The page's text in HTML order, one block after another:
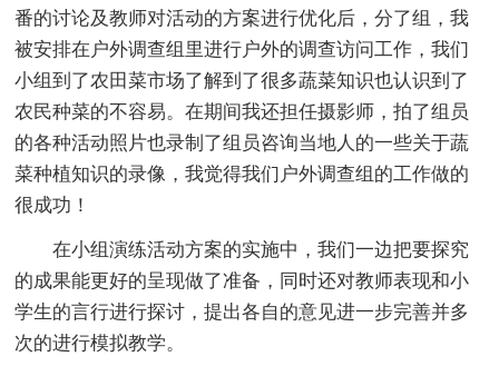
番的讨论及教师对活动的方案进行优化后，分了组，我
被安排在户外调查组里进行户外的调查访问工作，我们
小组到了农田菜市场了解到了很多蔬菜知识也认识到了
农民种菜的不容易。在期间我还担任摄影师，拍了组员
的各种活动照片也录制了组员咨询当地人的一些关于蔬
菜种植知识的录像，我觉得我们户外调查组的工作做的
很成功！
在小组演练活动方案的实施中，我们一边把要探究
的成果能更好的呈现做了准备，同时还对教师表现和小
学生的言行进行探讨，提出各自的意见进一步完善并多
次的进行模拟教学。